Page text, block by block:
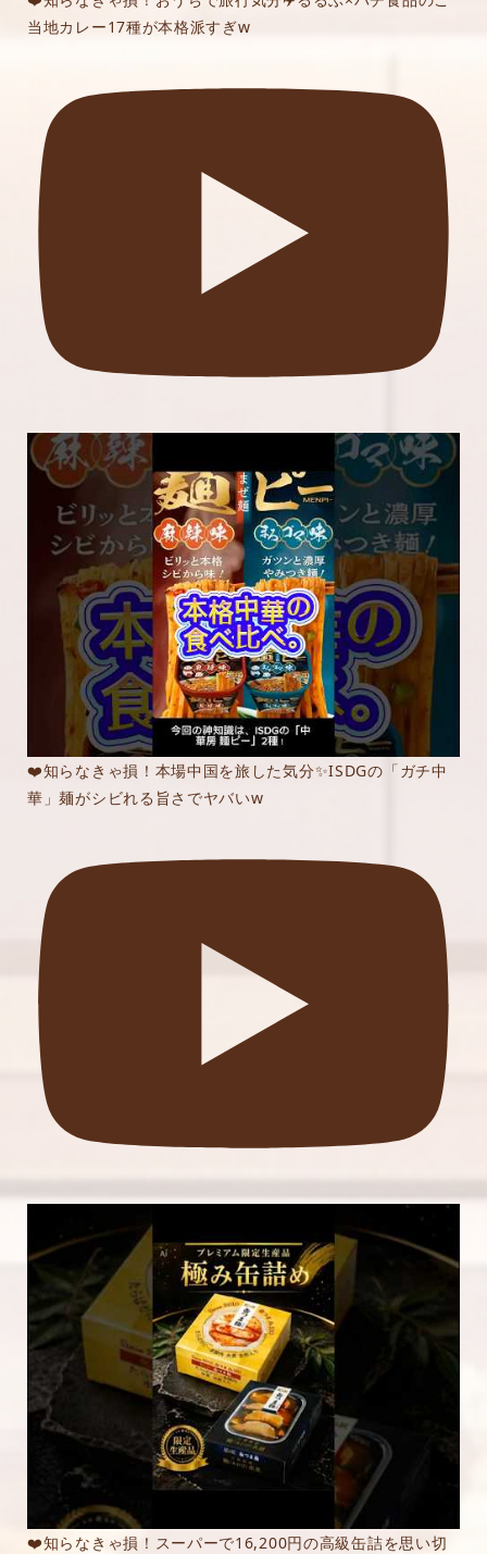
当地カレー17種が本格派すぎw
❤️知らなきゃ損！本場中国を旅した気分✨ISDGの「ガチ中
華」麺がシビれる旨さでヤバいw
❤️知らなきゃ損！スーパーで16,200円の高級缶詰を思い切